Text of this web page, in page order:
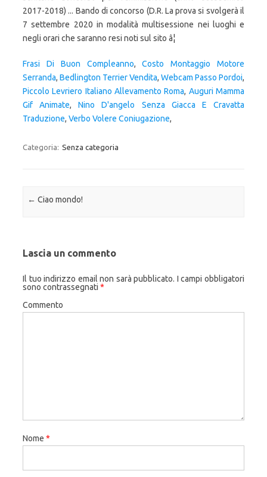
Frasi Di Buon Compleanno,Costo Montaggio Motore
Serranda, Bedlington Terrier Vendita, Webcam Passo Pordoi,
Piccolo Levriero Italiano Allevamento Roma, Auguri Mamma
Gif Animate,Nino D'angelo Senza Giacca E Cravatta
Traduzione, Verbo Volere Coniugazione,
Categoria: Senza categoria
Navigazione articolo
← Ciao mondo!
Lascia un commento
Il tuo indirizzo email non sarà pubblicato. I campi obbligatori
sono contrassegnati *
Commento
Nome *